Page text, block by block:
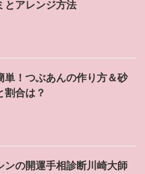
とアレンジ方法
単！つぶあんの作り方＆砂
割合は？
ンの開運手相診断川崎大師